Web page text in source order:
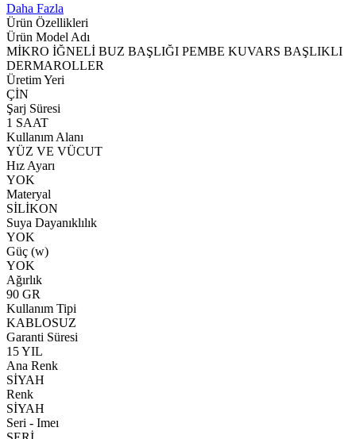
Daha Fazla
Ürün Özellikleri
Ürün Model Adı
MİKRO İĞNELİ BUZ BAŞLIĞI PEMBE KUVARS BAŞLIKLI
DERMAROLLER
Üretim Yeri
ÇİN
Şarj Süresi
1 SAAT
Kullanım Alanı
YÜZ VE VÜCUT
Hız Ayarı
YOK
Materyal
SİLİKON
Suya Dayanıklılık
YOK
Güç (w)
YOK
Ağırlık
90 GR
Kullanım Tipi
KABLOSUZ
Garanti Süresi
15 YIL
Ana Renk
SİYAH
Renk
SİYAH
Seri - Imeı